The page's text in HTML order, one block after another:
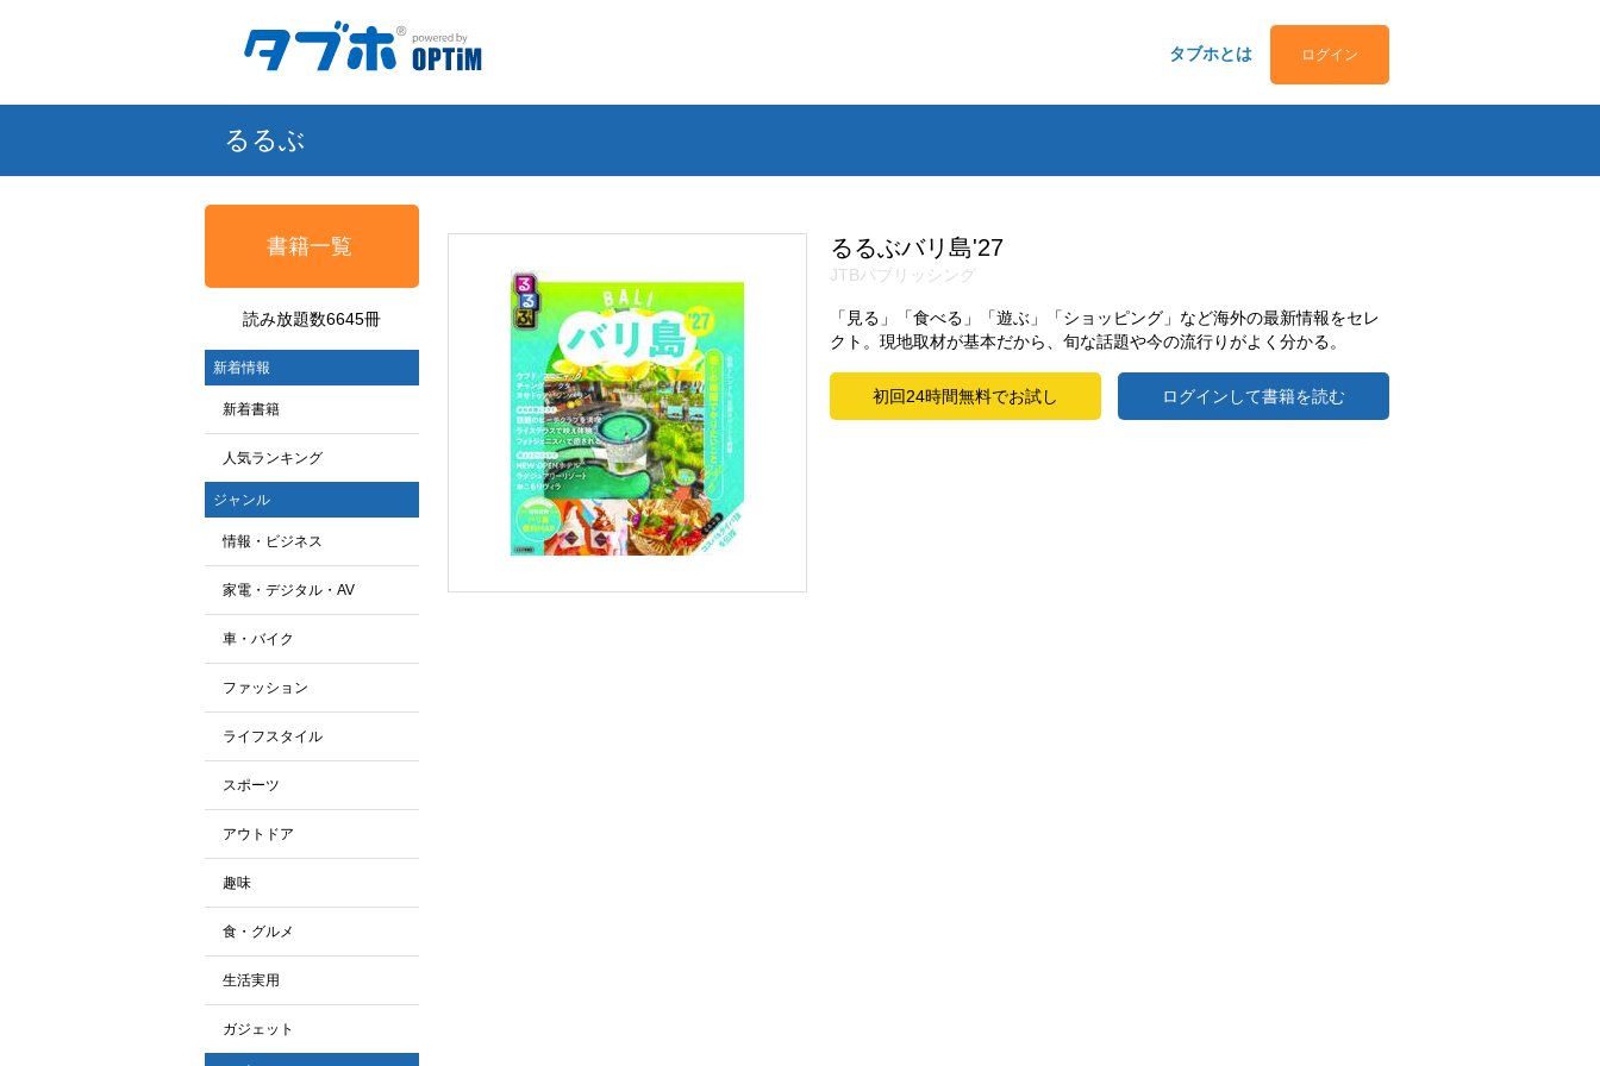
タブホとは ログイン
るるぶ
書籍一覧
読み放題数6645冊
新着情報
新着書籍
人気ランキング
ジャンル
情報・ビジネス
家電・デジタル・AV
車・バイク
ファッション
ライフスタイル
スポーツ
アウトドア
趣味
食・グルメ
生活実用
ガジェット
るるぶバリ島'27
JTBパブリッシング
「見る」「食べる」「遊ぶ」「ショッピング」など海外の最新情報をセレ
クト。現地取材が基本だから、旬な話題や今の流行りがよく分かる。
初回24時間無料でお試し ログインして書籍を読む